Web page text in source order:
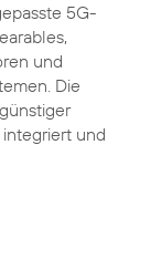
5G-
und
Die
und